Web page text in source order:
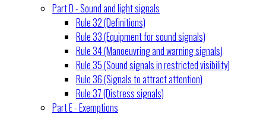
Part D - Sound and light signals
Rule 32 (Definitions)
Rule 33 (Equipment for sound signals)
Rule 34 (Manoeuvring and warning signals)
Rule 35 (Sound signals in restricted visibility)
Rule 36 (Signals to attract attention)
Rule 37 (Distress signals)
Part E - Exemptions